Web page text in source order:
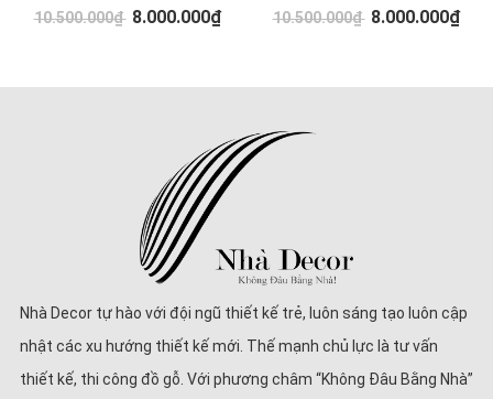
10.500.000₫ 8.000.000₫
10.500.000₫ 8.000.000₫
Nhà Decor tự hào với đội ngũ thiết kế trẻ, luôn sáng tạo luôn cập
nhật các xu hướng thiết kế mới. Thế mạnh chủ lực là tư vấn
thiết kế, thi công đồ gỗ. Với phương châm “Không Đâu Bằng Nhà”